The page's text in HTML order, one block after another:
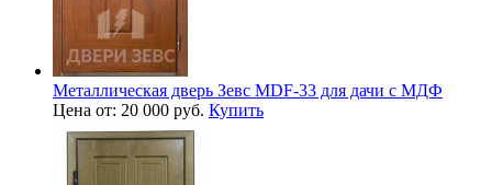
Металлическая дверь Зевс MDF-33 для дачи с МДФ
Цена от: 20 000 руб. Купить